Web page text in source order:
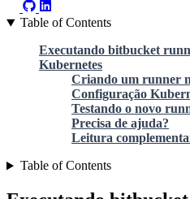
Table of Contents
Executando bitbucket
Kubernetes
Criando um runner
Configuração
Testando o novo
Precisa de ajuda?
Leitura
Table of Contents